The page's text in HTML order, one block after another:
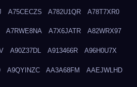
A75CECZS A782U1QR A78T7XR0
A7RWE8NA A7X6JATR A82WRX97
A90Z37DL A913466R A96H0U7X
A9QYINZC AA3A68FM AAEJWLHD